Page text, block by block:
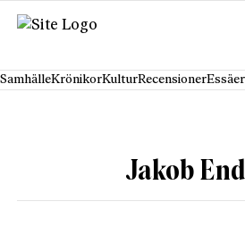
Hoppa till innehåll
SamhälleKrönikorKulturRecensionerEssäer
Jakob